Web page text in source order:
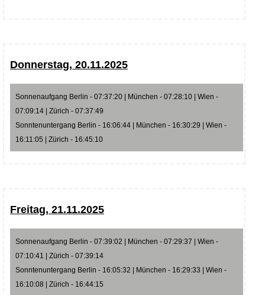
Donnerstag, 20.11.2025
Sonnenaufgang Berlin - 07:37:20 | München - 07:28:10 | Wien -
07:09:14 | Zürich - 07:37:49
Sonntenuntergang Berlin - 16:06:44 | München - 16:30:29 | Wien -
16:11:05 | Zürich - 16:45:10
Freitag, 21.11.2025
Sonnenaufgang Berlin - 07:39:02 | München - 07:29:37 | Wien -
07:10:41 | Zürich - 07:39:14
Sonntenuntergang Berlin - 16:05:32 | München - 16:29:33 | Wien -
16:10:08 | Zürich - 16:44:15